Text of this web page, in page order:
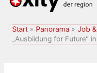
Start Panorama
Job
„Ausbildung for Future“